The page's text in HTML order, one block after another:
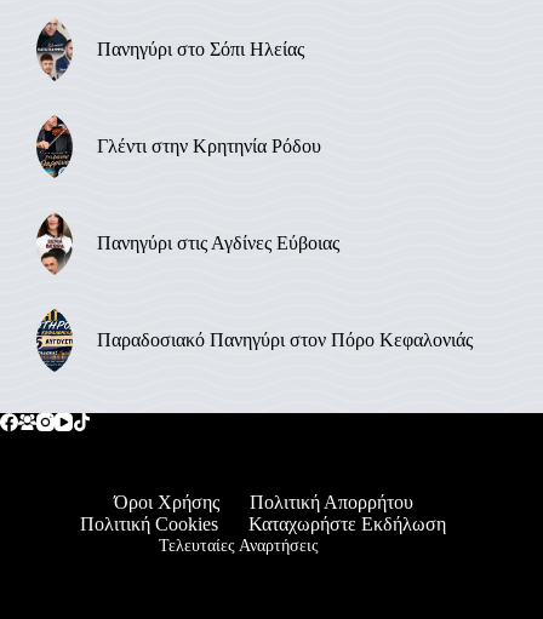
Πανηγύρι στο Σόπι Ηλείας
Γλέντι στην Κρητηνία Ρόδου
Πανηγύρι στις Αγδίνες Εύβοιας
Παραδοσιακό Πανηγύρι στον Πόρο Κεφαλονιάς
Όροι Χρήσης
Πολιτική Απορρήτου
Πολιτική Cookies
Καταχωρήστε Εκδήλωση
Τελευταίες Αναρτήσεις